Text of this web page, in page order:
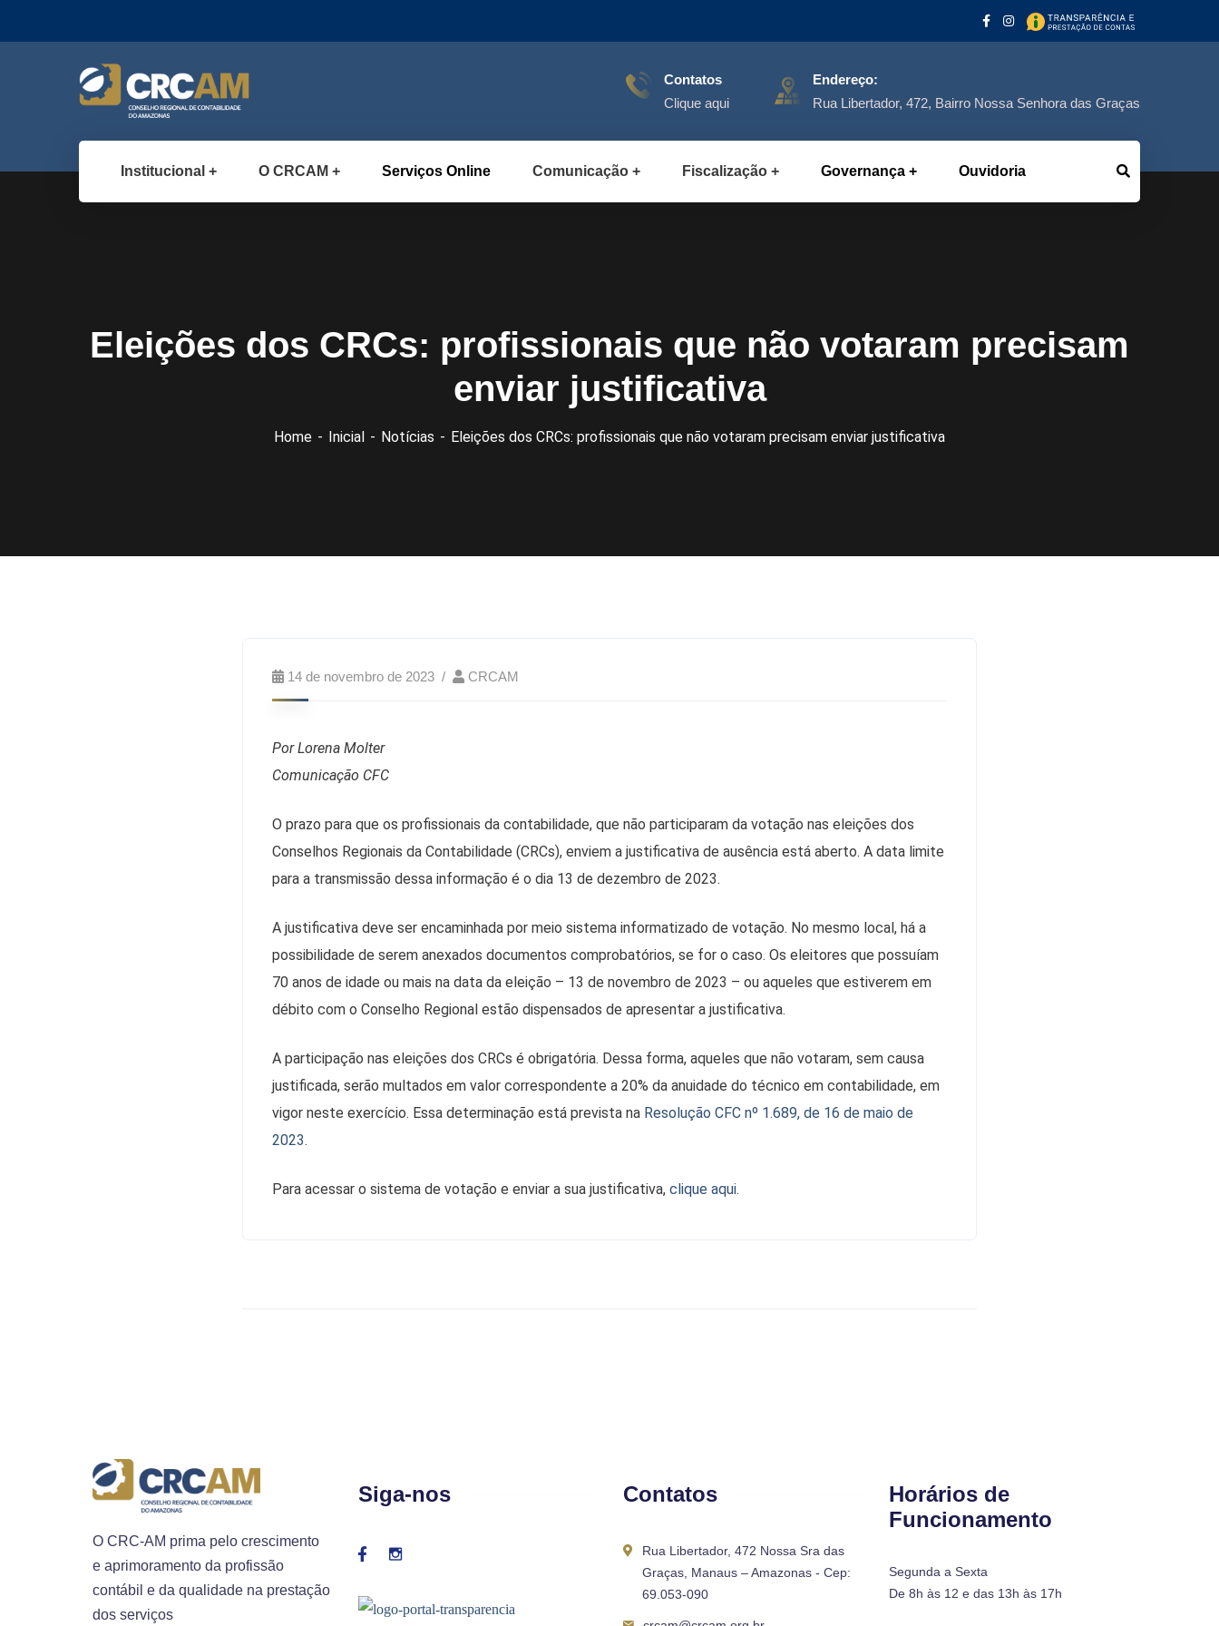
Contatos
Clique aqui
Endereço:
Rua Libertador, 472, Bairro Nossa Senhora das Graças
Institucional O CRCAM Serviços Online Comunicação Fiscalização Governança Ouvidoria
Eleições dos CRCs: profissionais que não votaram precisam
enviar justificativa
Home Inicial Notícias Eleições dos CRCs: profissionais que não votaram precisam enviar justificativa
14 de novembro de 2023 CRCAM
Por Lorena Molter
Comunicação CFC
O prazo para que os profissionais da contabilidade, que não participaram da votação nas eleições dos
Conselhos Regionais da Contabilidade (CRCs), enviem a justificativa de ausência está aberto. A data limite
para a transmissão dessa informação é o dia 13 de dezembro de 2023.
A justificativa deve ser encaminhada por meio sistema informatizado de votação. No mesmo local, há a
possibilidade de serem anexados documentos comprobatórios, se for o caso. Os eleitores que possuíam
70 anos de idade ou mais na data da eleição – 13 de novembro de 2023 – ou aqueles que estiverem em
débito com o Conselho Regional estão dispensados de apresentar a justificativa.
A participação nas eleições dos CRCs é obrigatória. Dessa forma, aqueles que não votaram, sem causa
justificada, serão multados em valor correspondente a 20% da anuidade do técnico em contabilidade, em
vigor neste exercício. Essa determinação está prevista na Resolução CFC nº 1.689, de 16 de maio de
2023.
Para acessar o sistema de votação e enviar a sua justificativa, clique aqui.
O CRC-AM prima pelo crescimento
e aprimoramento da profissão
contábil e da qualidade na prestação
dos serviços
Siga-nos Contatos
Rua Libertador, 472 Nossa Sra das
Graças, Manaus – Amazonas - Cep:
69.053-090
Horários de
Funcionamento
Segunda a Sexta
De 8h às 12 e das 13h às 17h